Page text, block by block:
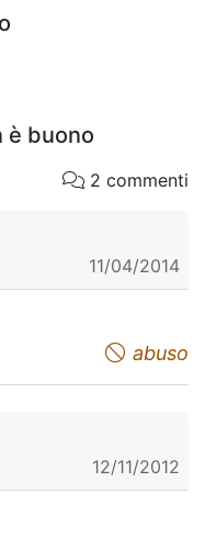
è buono
2 commenti
11/04/2014
abuso
12/11/2012